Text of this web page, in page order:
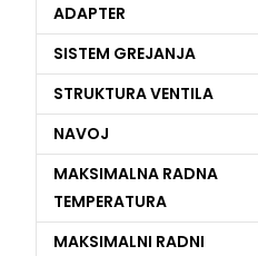
ADAPTER
SISTEM GREJANJA
STRUKTURA VENTILA
NAVOJ
MAKSIMALNA RADNA
TEMPERATURA
MAKSIMALNI RADNI